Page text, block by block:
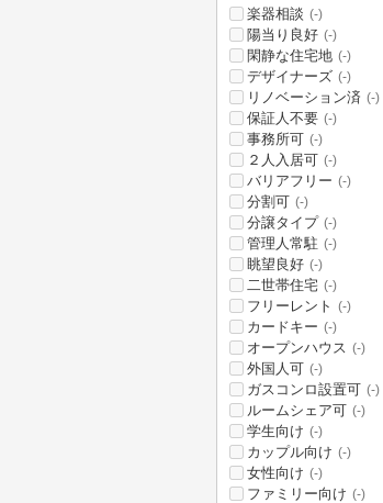
楽器相談 (-)
陽当り良好 (-)
閑静な住宅地 (-)
デザイナーズ (-)
リノベーション済 (-)
保証人不要 (-)
事務所可 (-)
２人入居可 (-)
バリアフリー (-)
分割可 (-)
分譲タイプ (-)
管理人常駐 (-)
眺望良好 (-)
二世帯住宅 (-)
フリーレント (-)
カードキー (-)
オープンハウス (-)
外国人可 (-)
ガスコンロ設置可 (-)
ルームシェア可 (-)
学生向け (-)
カップル向け (-)
女性向け (-)
ファミリー向け (-)